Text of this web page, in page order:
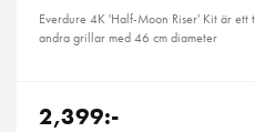
Everdure 4K 'Half-Moon Riser' Kit är
andra grillar med 46 cm diameter
2,399:-